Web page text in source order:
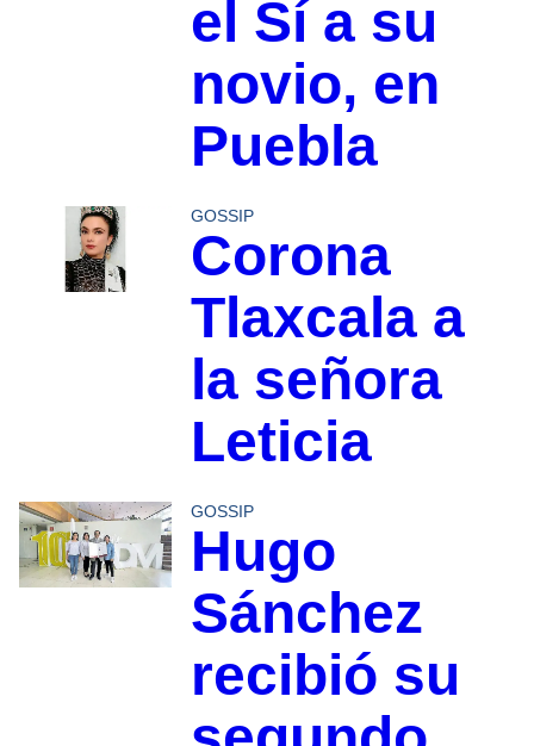
el Sí a su
novio, en
Puebla
GOSSIP
Corona
Tlaxcala a
la señora
Leticia
GOSSIP
Hugo
Sánchez
recibió su